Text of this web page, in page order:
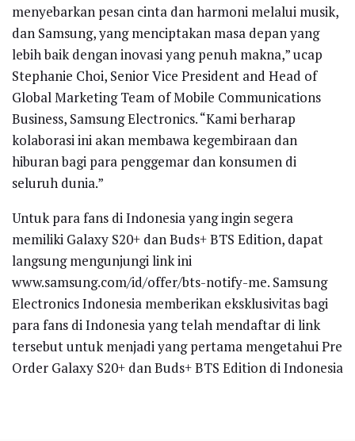
menyebarkan pesan cinta dan harmoni melalui musik,
dan Samsung, yang menciptakan masa depan yang
lebih baik dengan inovasi yang penuh makna,” ucap
Stephanie Choi, Senior Vice President and Head of
Global Marketing Team of Mobile Communications
Business, Samsung Electronics. “Kami berharap
kolaborasi ini akan membawa kegembiraan dan
hiburan bagi para penggemar dan konsumen di
seluruh dunia.”
Untuk para fans di Indonesia yang ingin segera
memiliki Galaxy S20+ dan Buds+ BTS Edition, dapat
langsung mengunjungi link ini
www.samsung.com/id/offer/bts-notify-me. Samsung
Electronics Indonesia memberikan eksklusivitas bagi
para fans di Indonesia yang telah mendaftar di link
tersebut untuk menjadi yang pertama mengetahui Pre
Order Galaxy S20+ dan Buds+ BTS Edition di Indonesia